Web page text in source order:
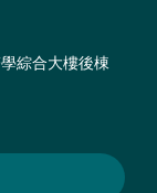
綜合大樓後棟